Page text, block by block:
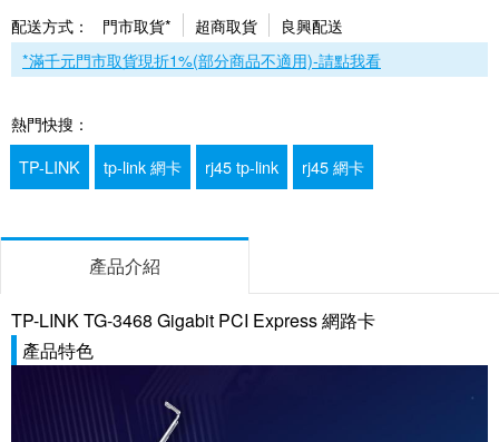
配送方式： 門市取貨* 超商取貨
良興配送
*滿千元門市取貨現折1%(部分商品不適用)-請點我看
熱門快搜：
TP-LINK
tp-link 網卡 rj45 tp-link rj45 網卡
產品介紹
TP-LINK TG-3468 Gigabit PCI Express 網路卡
產品特色